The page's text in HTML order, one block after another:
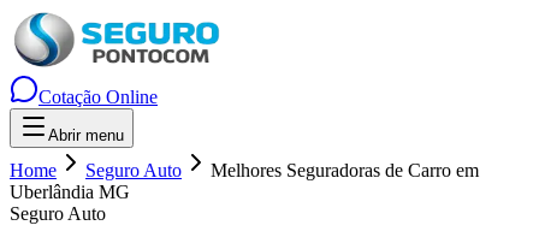
Cotação Online
Abrir menu
Home Seguro Auto
Melhores Seguradoras de Carro em
Uberlândia MG
Seguro Auto